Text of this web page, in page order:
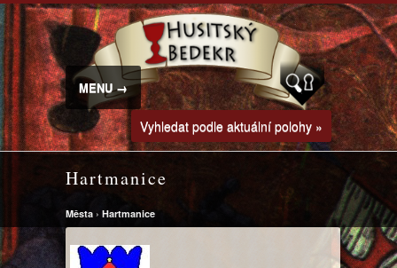
MENU →
Vyhledat podle aktuální polohy »
Hartmanice
Města › Hartmanice